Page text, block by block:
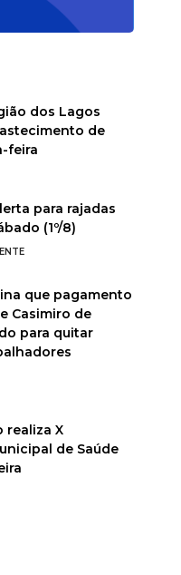
dos Lagos
de
feira
para rajadas
(1º/8)
que pagamento
Casimiro de
para quitar
realiza X
de Saúde